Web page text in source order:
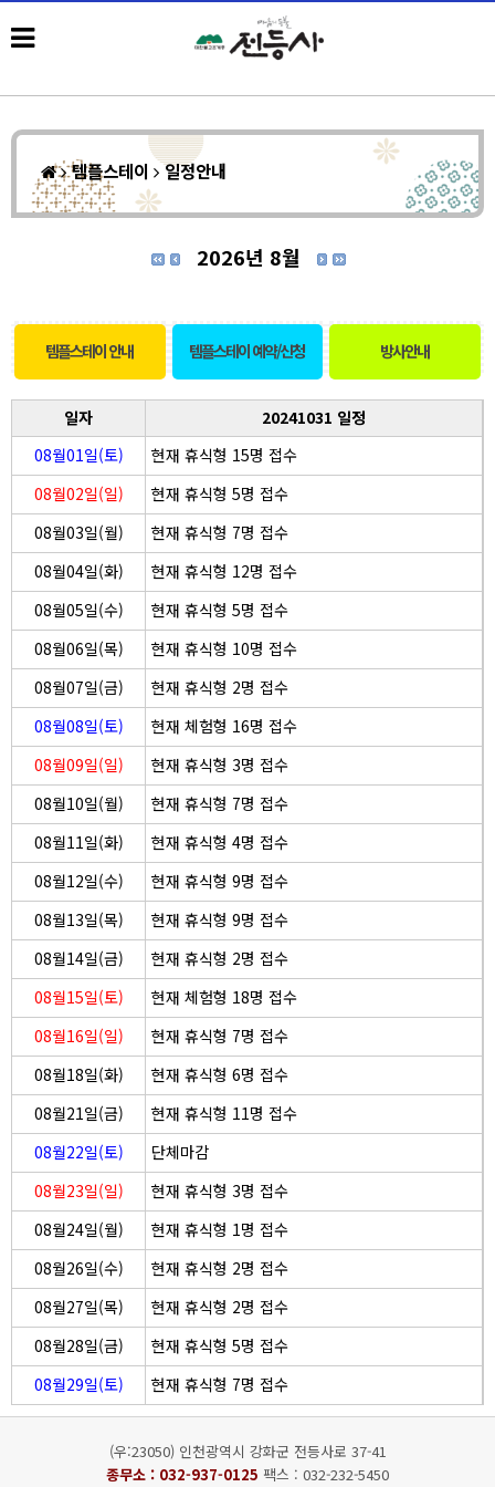
템플스테이 일정안내
2026년 8월
템플스테이 안내 템플스테이 예약/신청 방사안내
일자
20241031 일정
08월01일(토)
현재 휴식형 15명 접수
08월02일(일)
현재 휴식형 5명 접수
08월03일(월)
현재 휴식형 7명 접수
08월04일(화)
현재 휴식형 12명 접수
08월05일(수)
현재 휴식형 5명 접수
08월06일(목)
현재 휴식형 10명 접수
08월07일(금)
현재 휴식형 2명 접수
08월08일(토)
현재 체험형 16명 접수
08월09일(일)
현재 휴식형 3명 접수
08월10일(월)
현재 휴식형 7명 접수
08월11일(화)
현재 휴식형 4명 접수
08월12일(수)
현재 휴식형 9명 접수
08월13일(목)
현재 휴식형 9명 접수
08월14일(금)
현재 휴식형 2명 접수
08월15일(토)
현재 체험형 18명 접수
08월16일(일)
현재 휴식형 7명 접수
08월18일(화)
현재 휴식형 6명 접수
08월21일(금)
현재 휴식형 11명 접수
08월22일(토)
단체마감
08월23일(일)
현재 휴식형 3명 접수
08월24일(월)
현재 휴식형 1명 접수
08월26일(수)
현재 휴식형 2명 접수
08월27일(목)
현재 휴식형 2명 접수
08월28일(금)
현재 휴식형 5명 접수
08월29일(토)
현재 휴식형 7명 접수
(우:23050) 인천광역시 강화군 전등사로 37-41
종무소 : 032-937-0125 팩스 : 032-232-5450